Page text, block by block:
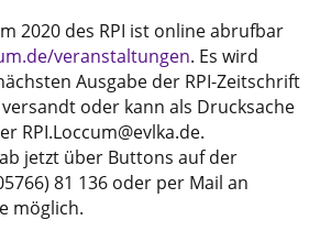
2020 des RPI ist online abrufbar
veranstaltungen. Es wird
Ausgabe der RPI-Zeitschrift
versandt oder kann als Drucksache
RPI.Loccum@evlka.de.
jetzt über Buttons auf der
81 136 oder per Mail an
möglich.